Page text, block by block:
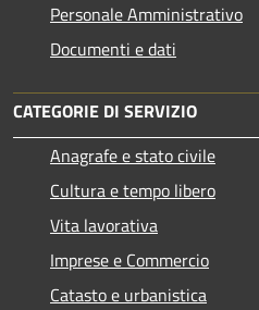
Personale Amministrativo
Documenti e dati
CATEGORIE DI SERVIZIO
Anagrafe e stato civile
Cultura e tempo libero
Vita lavorativa
Imprese e Commercio
Catasto e urbanistica